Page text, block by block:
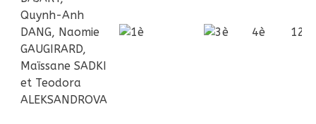
Quynh-Anh
DANG, Naomie
GAUGIRARD,
Maïssane SADKI
et Teodora
ALEKSANDROVA
4è 12è